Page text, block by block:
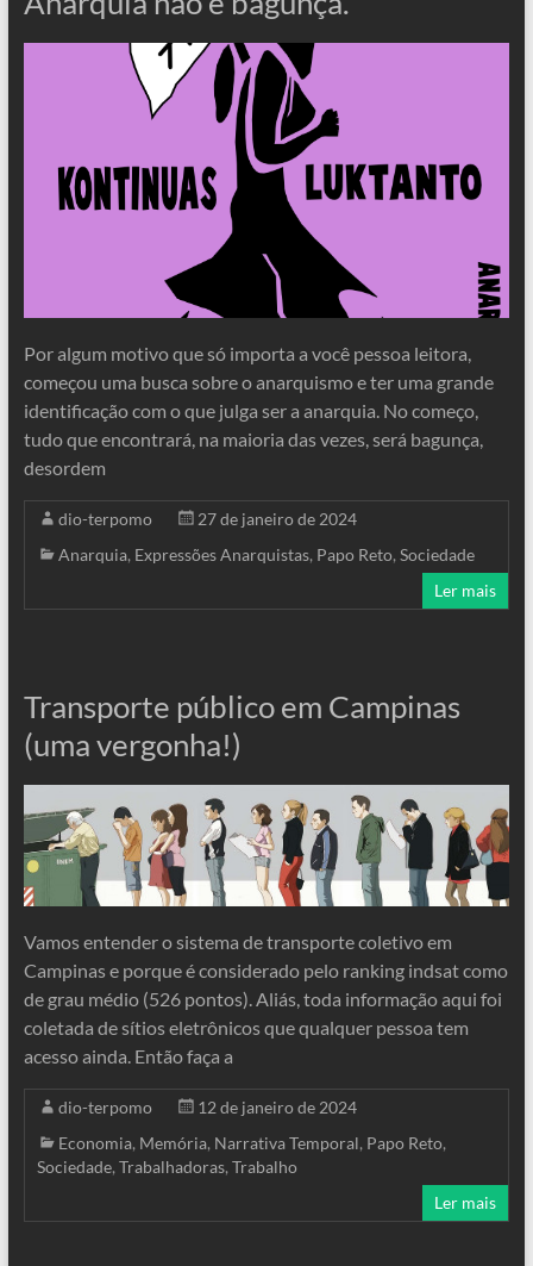
Por algum motivo que só importa a você pessoa leitora,
começou uma busca sobre o anarquismo e ter uma grande
identificação com o que julga ser a anarquia. No começo,
tudo que encontrará, na maioria das vezes, será bagunça,
desordem
dio-terpomo
27 de janeiro de 2024
Anarquia, Expressões Anarquistas, Papo Reto, Sociedade
Ler mais
Transporte público em Campinas
(uma vergonha!)
Vamos entender o sistema de transporte coletivo em
Campinas e porque é considerado pelo ranking indsat como
de grau médio (526 pontos). Aliás, toda informação aqui foi
coletada de sítios eletrônicos que qualquer pessoa tem
acesso ainda. Então faça a
dio-terpomo
12 de janeiro de 2024
Economia, Memória, Narrativa Temporal, Papo Reto,
Sociedade, Trabalhadoras, Trabalho
Ler mais